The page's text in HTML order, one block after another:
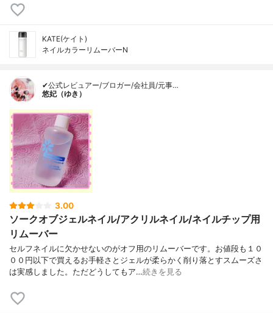
KATE(ケイト)
ネイルカラーリムーバーN
✔公式レビュアー/ブロガー/会社員/元事…
悠妃（ゆき）
3.00
ソークオブジェルネイル/アクリルネイル/ネイルチップ用
リムーバー
セルフネイルに欠かせないのがオフ用のリムーバーです。お値段も１０
００円以下で買えるお手軽さとジェルが柔らかく削り落とすスムーズさ
は実感しました。ただどうしてもア…続きを見る